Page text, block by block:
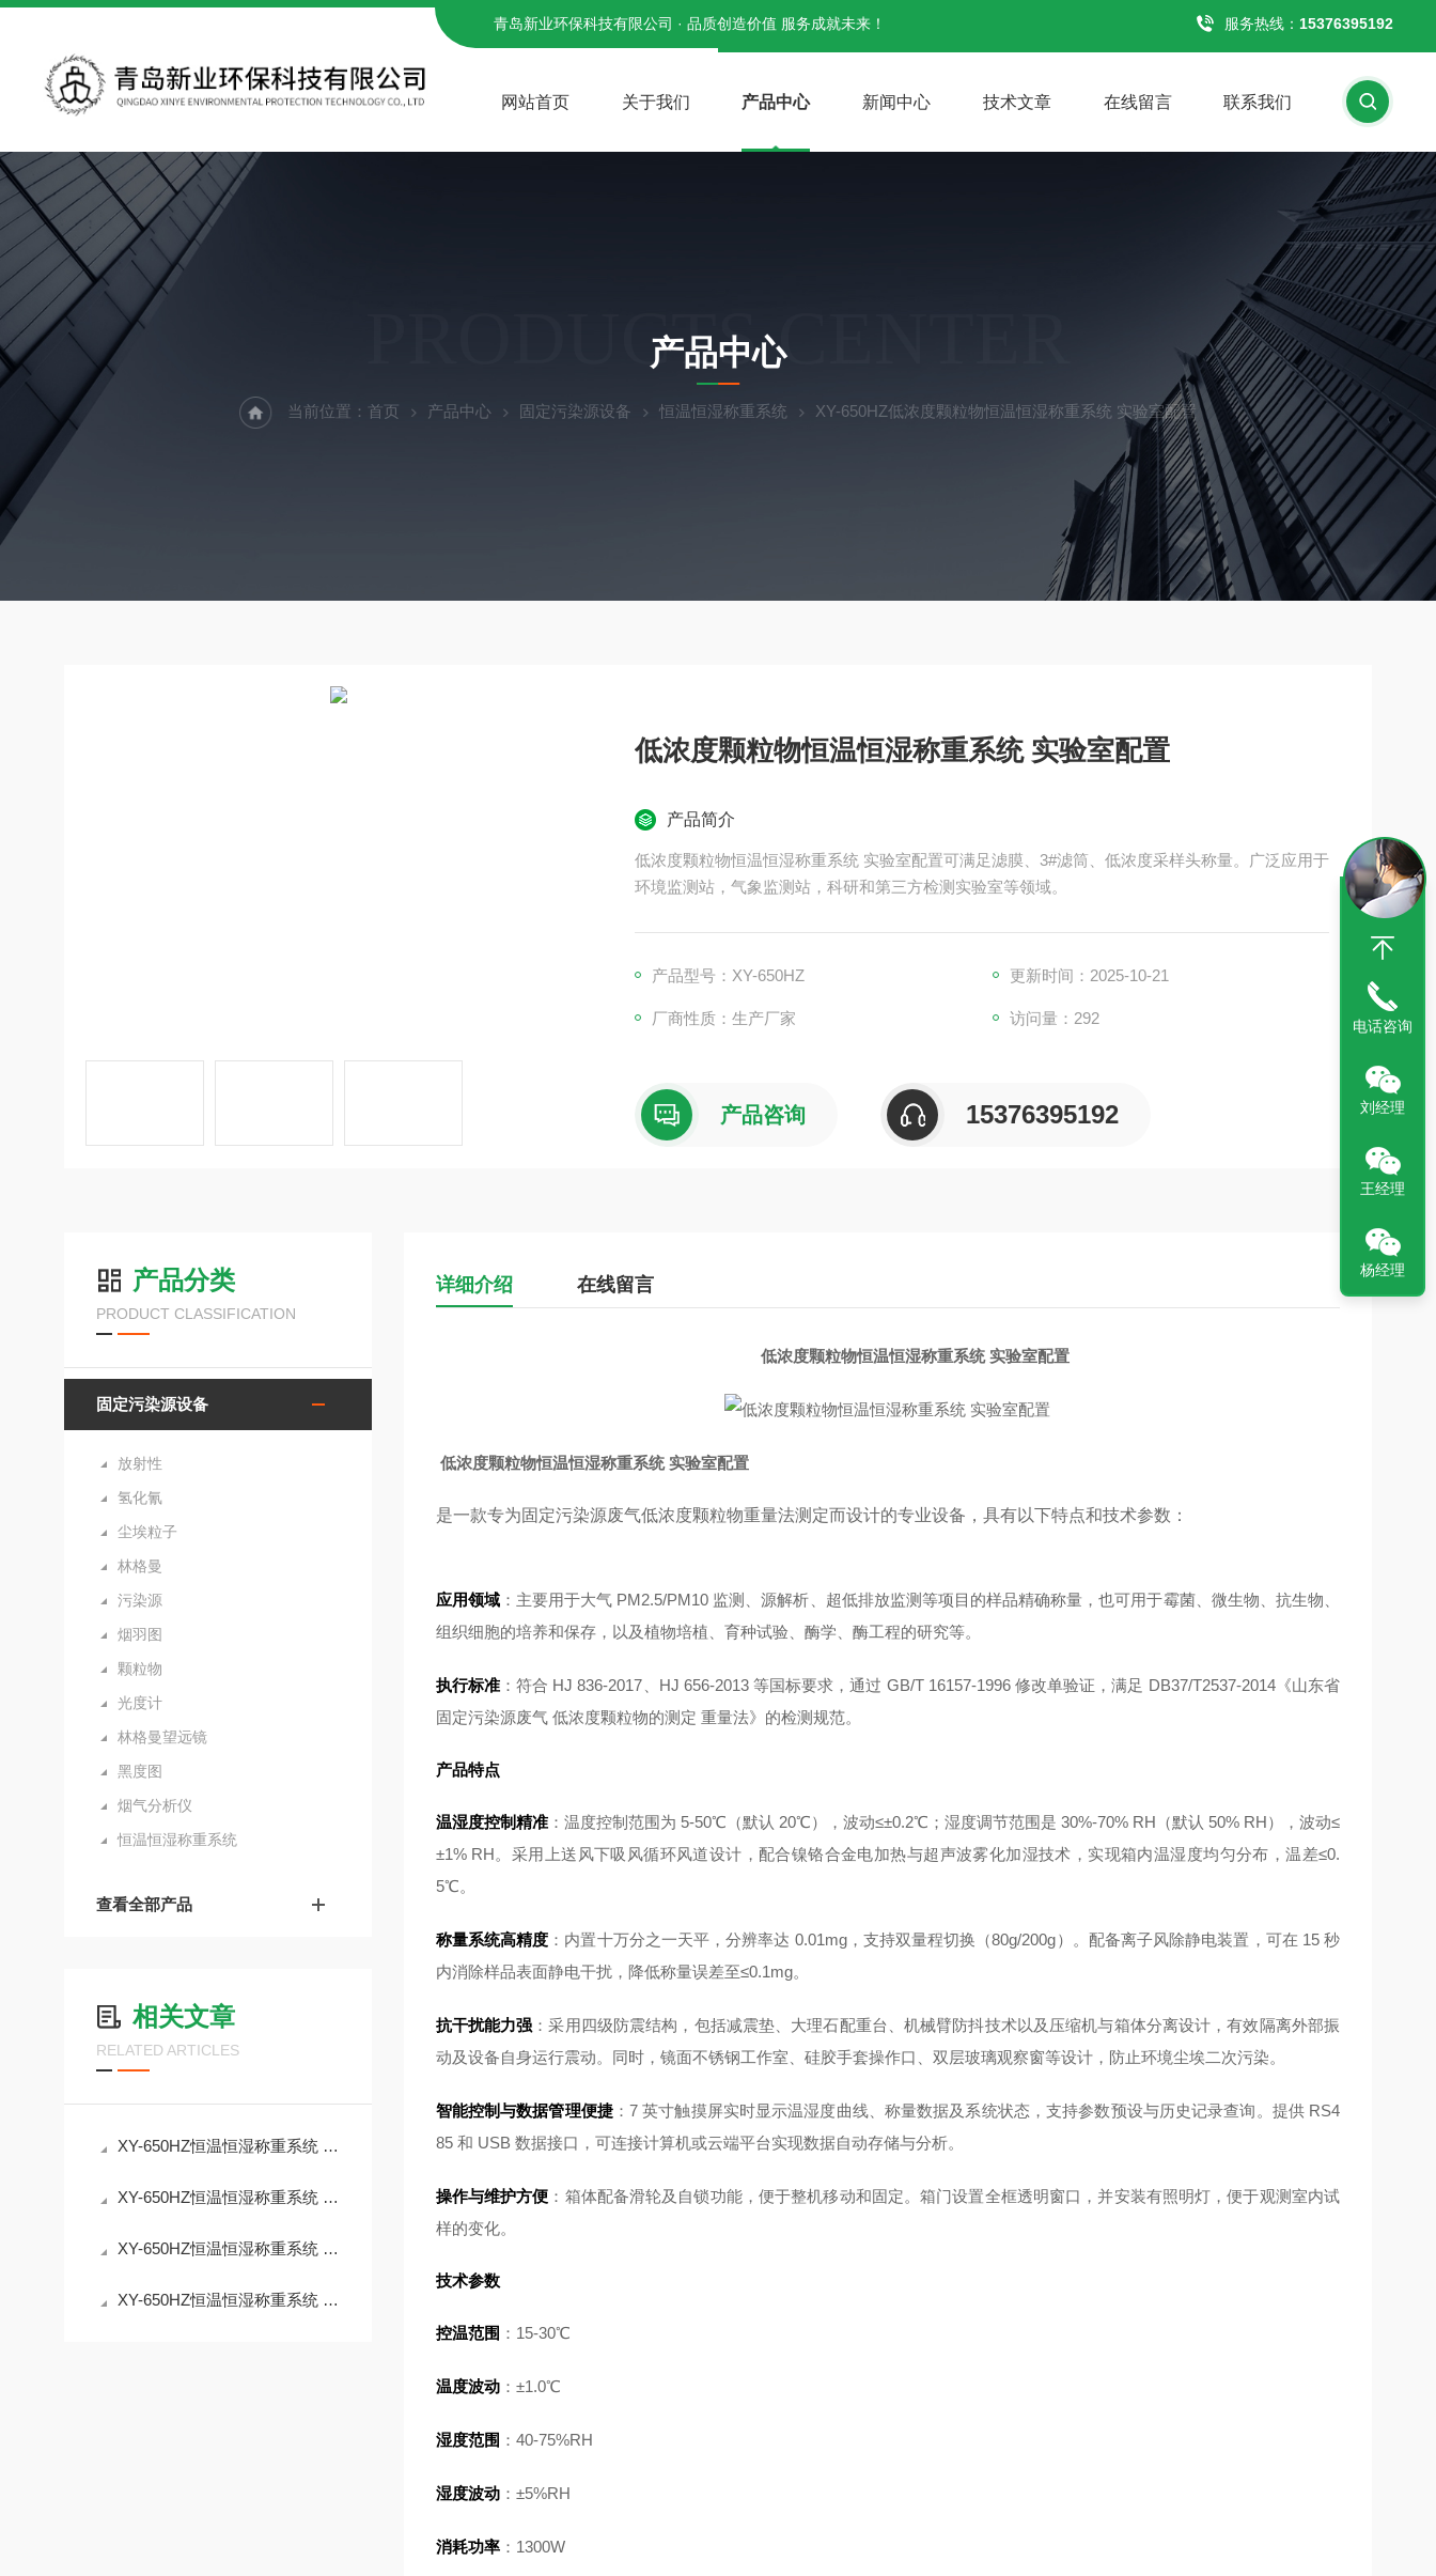
青岛新业环保科技有限公司 · 品质创造价值 服务成就未来！ 服务热线： 15376395192
网站首页 关于我们 产品中心 新闻中心 技术文章 在线留言 联系我们
PRODUCTS CENTER
产品中心
当前位置： 首页 产品中心 固定污染源设备 恒温恒湿称重系统 XY-650HZ低浓度颗粒物恒温恒湿称重系统 实验室配置
低浓度颗粒物恒温恒湿称重系统 实验室配置
产品简介
低浓度颗粒物恒温恒湿称重系统 实验室配置可满足滤膜、3#滤筒、低浓度采样头称量。广泛应用于
环境监测站，气象监测站，科研和第三方检测实验室等领域。
产品型号：XY-650HZ 更新时间：2025-10-21
厂商性质：生产厂家 访问量：292
产品咨询 15376395192
产品分类
PRODUCT CLASSIFICATION
固定污染源设备
放射性
氢化氰
尘埃粒子
林格曼
污染源
烟羽图
颗粒物
光度计
林格曼望远镜
黑度图
烟气分析仪
恒温恒湿称重系统
查看全部产品
相关文章
RELATED ARTICLES
XY-650HZ恒温恒湿称重系统 符合HJ836-2017标准
XY-650HZ恒温恒湿称重系统 湿度范围45%RH～95%RH
XY-650HZ恒温恒湿称重系统 重量法低浓度颗粒物测定
XY-650HZ恒温恒湿称重系统 低浓度颗粒物称量产品介绍
详细介绍 在线留言
低浓度颗粒物恒温恒湿称重系统 实验室配置
低浓度颗粒物恒温恒湿称重系统 实验室配置
是一款专为固定污染源废气低浓度颗粒物重量法测定而设计的专业设备，具有以下特点和技术参数：
应用领域：主要用于大气 PM2.5/PM10 监测、源解析、超低排放监测等项目的样品精确称量，也可用于霉菌、微生物、抗生物、
组织细胞的培养和保存，以及植物培植、育种试验、酶学、酶工程的研究等。
执行标准 ：符合 HJ 836-2017、HJ 656-2013 等国标要求，通过 GB/T 16157-1996 修改单验证，满足 DB37/T2537-2014《山东省
固定污染源废气 低浓度颗粒物的测定 重量法》的检测规范。
产品特点
温湿度控制精准：温度控制范围为 5-50℃（默认 20℃），波动≤±0.2℃；湿度调节范围是 30%-70% RH（默认 50% RH），波动≤
±1% RH。采用上送风下吸风循环风道设计，配合镍铬合金电加热与超声波雾化加湿技术，实现箱内温湿度均匀分布，温差≤0.
5℃。
称量系统高精度 ：内置十万分之一天平，分辨率达 0.01mg，支持双量程切换（80g/200g）。配备离子风除静电装置，可在 15 秒
内消除样品表面静电干扰，降低称量误差至≤0.1mg。
抗干扰能力强 ：采用四级防震结构，包括减震垫、大理石配重台、机械臂防抖技术以及压缩机与箱体分离设计，有效隔离外部振
动及设备自身运行震动。同时，镜面不锈钢工作室、硅胶手套操作口、双层玻璃观察窗等设计，防止环境尘埃二次污染。
智能控制与数据管理便捷：7 英寸触摸屏实时显示温湿度曲线、称量数据及系统状态，支持参数预设与历史记录查询。提供 RS4
85 和 USB 数据接口，可连接计算机或云端平台实现数据自动存储与分析。
操作与维护方便 ：箱体配备滑轮及自锁功能，便于整机移动和固定。箱门设置全框透明窗口，并安装有照明灯，便于观测室内试
样的变化。
技术参数
控温范围 ：15-30℃
温度波动：±1.0℃
湿度范围 ：40-75%RH
湿度波动：±5%RH
消耗功率：1300W
电话咨询
刘经理
王经理
杨经理